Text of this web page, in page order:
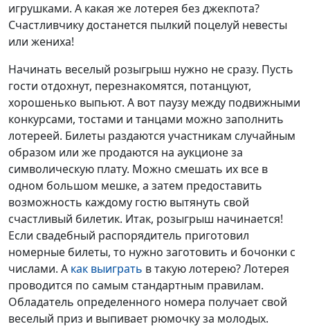
игрушками. А какая же лотерея без джекпота?
Счастливчику достанется пылкий поцелуй невесты
или жениха!
Начинать веселый розыгрыш нужно не сразу. Пусть
гости отдохнут, перезнакомятся, потанцуют,
хорошенько выпьют. А вот паузу между подвижными
конкурсами, тостами и танцами можно заполнить
лотереей. Билеты раздаются участникам случайным
образом или же продаются на аукционе за
символическую плату. Можно смешать их все в
одном большом мешке, а затем предоставить
возможность каждому гостю вытянуть свой
счастливый билетик. Итак, розыгрыш начинается!
Если свадебный распорядитель приготовил
номерные билеты, то нужно заготовить и бочонки с
числами. А как выиграть в такую лотерею? Лотерея
проводится по самым стандартным правилам.
Обладатель определенного номера получает свой
веселый приз и выпивает рюмочку за молодых.